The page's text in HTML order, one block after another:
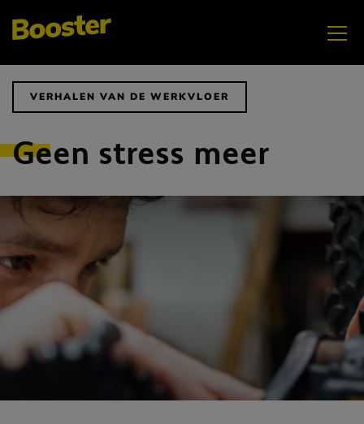
VERHALEN VAN DE WERKVLOER
Geen stress meer